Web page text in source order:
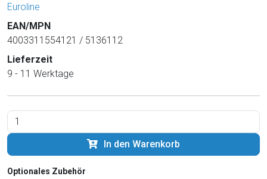
Euroline
EAN/MPN
4003311554121 / 5136112
Lieferzeit
9 - 11 Werktage
In den Warenkorb
Optionales Zubehör